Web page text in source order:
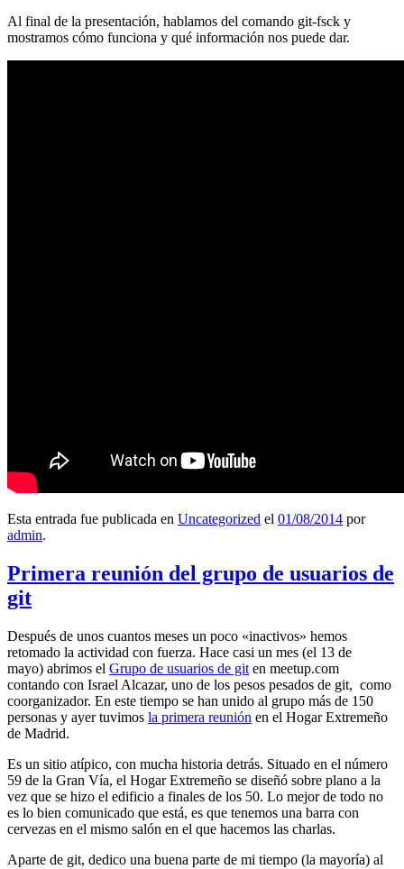
Al final de la presentación, hablamos del comando git-fsck y
mostramos cómo funciona y qué información nos puede dar.
Esta entrada fue publicada en Uncategorized el 01/08/2014 por
admin.
Primera reunión del grupo de usuarios de
git
Después de unos cuantos meses un poco «inactivos» hemos
retomado la actividad con fuerza. Hace casi un mes (el 13 de
mayo) abrimos el Grupo de usuarios de git en meetup.com
contando con Israel Alcazar, uno de los pesos pesados de git, como
coorganizador. En este tiempo se han unido al grupo más de 150
personas y ayer tuvimos la primera reunión en el Hogar Extremeño
de Madrid.
Es un sitio atípico, con mucha historia detrás. Situado en el número
59 de la Gran Vía, el Hogar Extremeño se diseñó sobre plano a la
vez que se hizo el edificio a finales de los 50. Lo mejor de todo no
es lo bien comunicado que está, es que tenemos una barra con
cervezas en el mismo salón en el que hacemos las charlas.
Aparte de git, dedico una buena parte de mi tiempo (la mayoría) al